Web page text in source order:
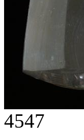
4547